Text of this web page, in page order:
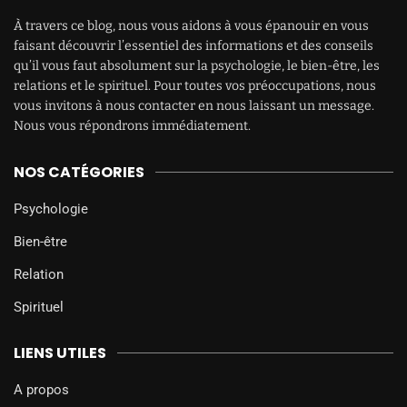
À travers ce blog, nous vous aidons à vous épanouir en vous
faisant découvrir l’essentiel des informations et des conseils
qu’il vous faut absolument sur la psychologie, le bien-être, les
relations et le spirituel. Pour toutes vos préoccupations, nous
vous invitons à nous contacter en nous laissant un message.
Nous vous répondrons immédiatement.
NOS CATÉGORIES
Psychologie
Bien-être
Relation
Spirituel
LIENS UTILES
A propos